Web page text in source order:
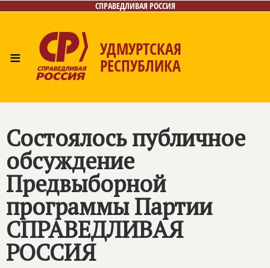
СПРАВЕДЛИВАЯ РОССИЯ
≡ УДМУРТСКАЯ
РЕСПУБЛИКА
Состоялось публичное
обсуждение
Предвыборной
программы Партии
СПРАВЕДЛИВАЯ
РОССИЯ